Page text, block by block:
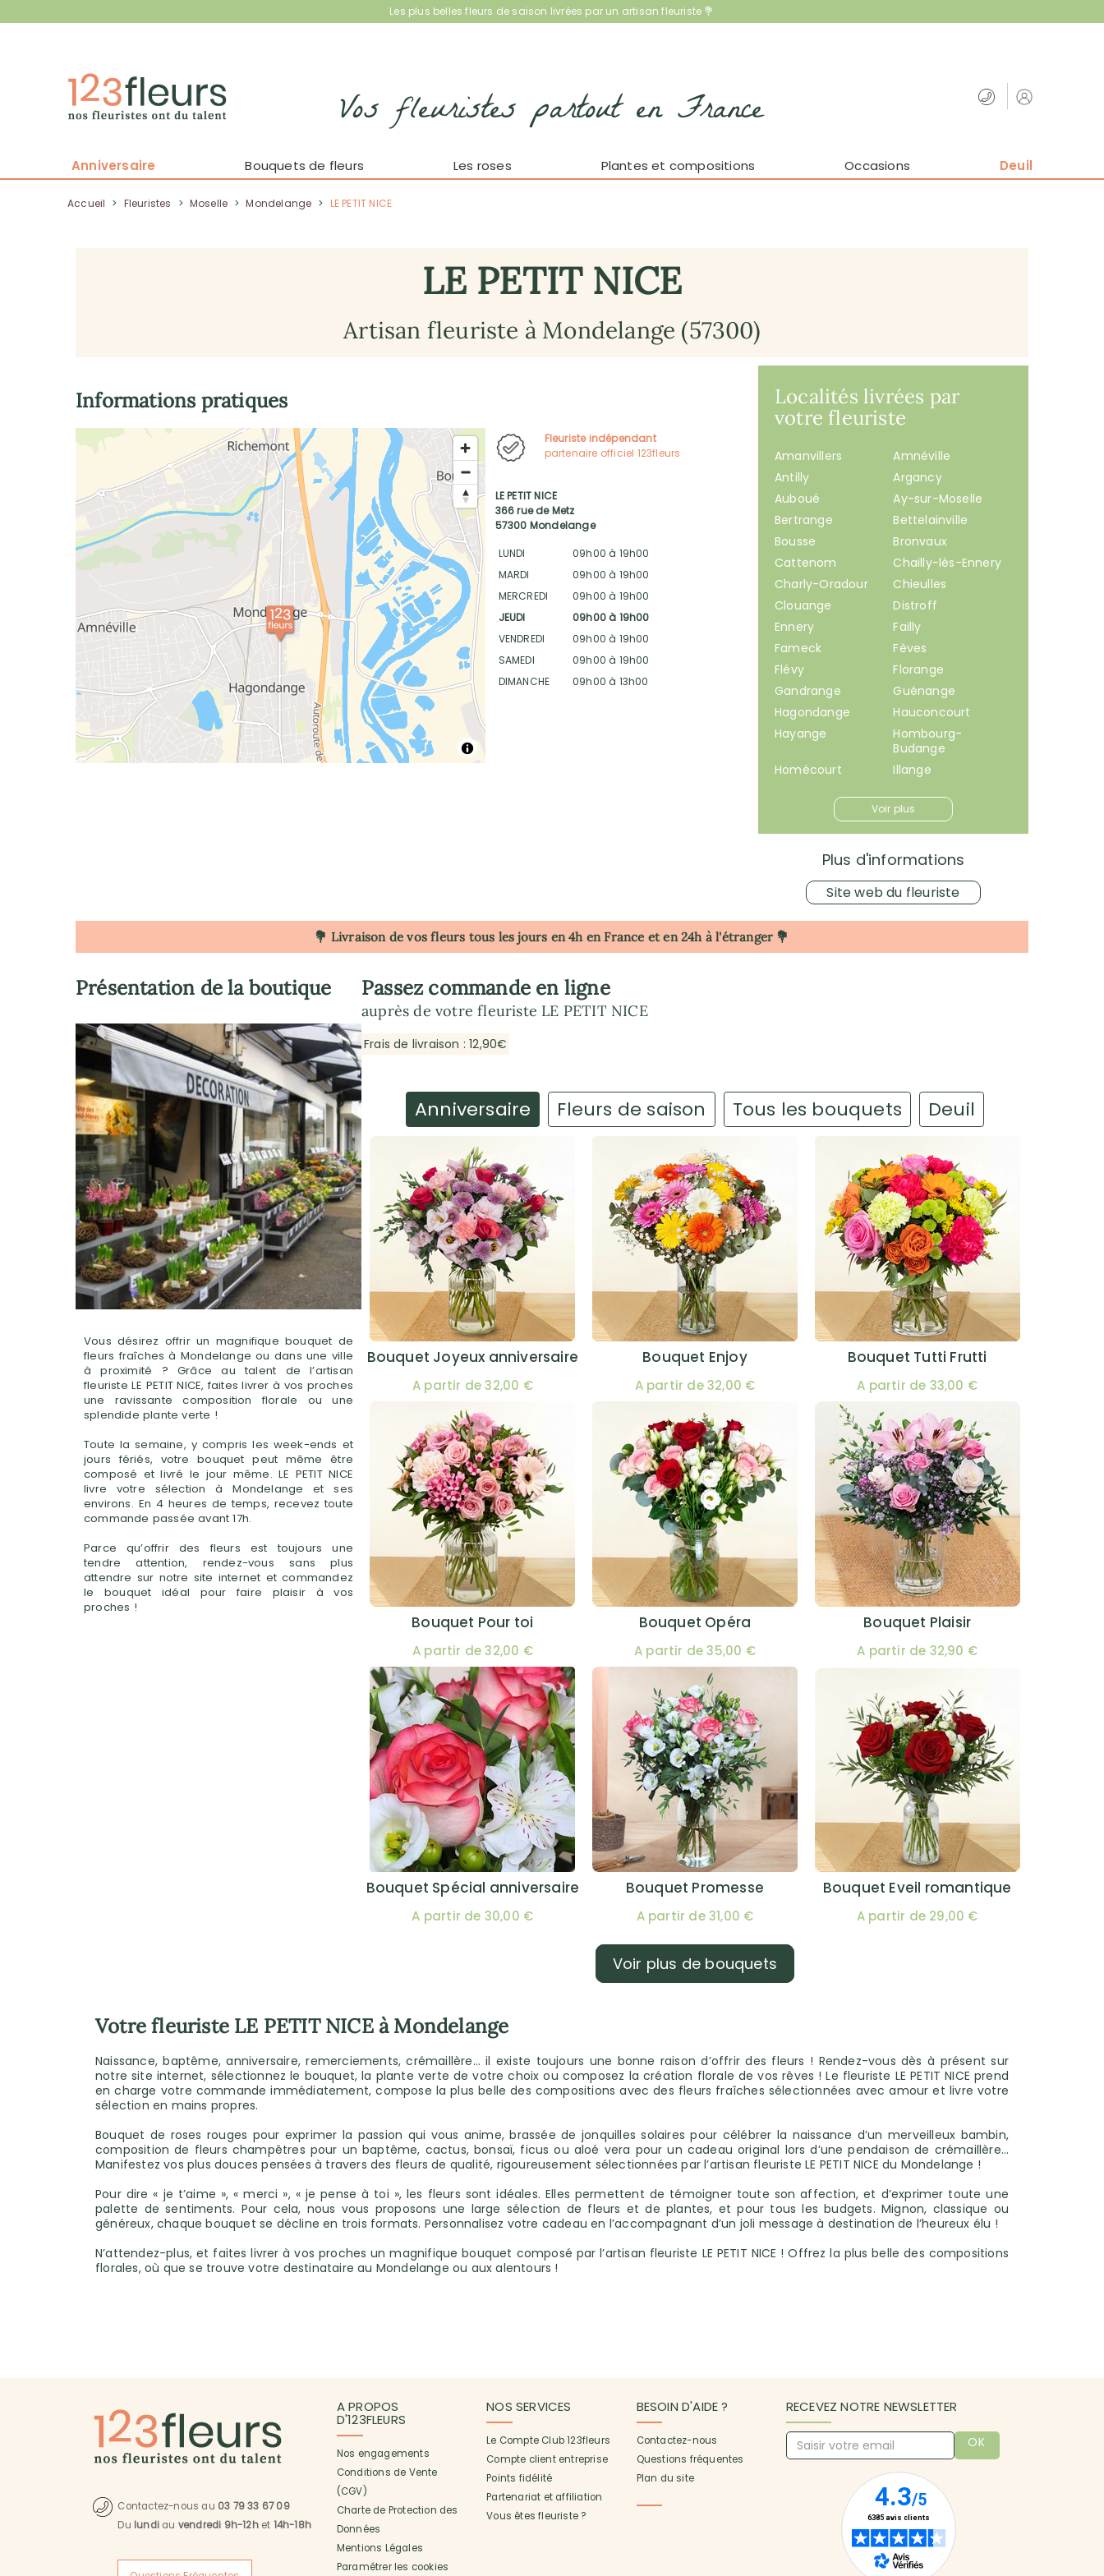
Les plus belles fleurs de saison livrées par un artisan fleuriste 💐
Vos fleuristes partout en France
Anniversaire Bouquets de fleurs Les roses Plantes et compositions Occasions Deuil
Accueil > Fleuristes > Moselle > Mondelange > LE PETIT NICE
LE PETIT NICE
Artisan fleuriste à Mondelange (57300)
Localités livrées par
votre fleuriste
Amanvillers
Amnéville
Antilly
Argancy
Auboué
Ay-sur-Moselle
Bertrange
Bettelainville
Bousse
Bronvaux
Cattenom
Chailly-lès-Ennery
Charly-Oradour
Chieulles
Clouange
Distroff
Ennery
Failly
Fameck
Fèves
Flévy
Florange
Gandrange
Guénange
Hagondange
Hauconcourt
Hayange
Hombourg-
Budange
Homécourt
Illange
Voir plus
Plus d'informations
Site web du fleuriste
Fleuriste indépendant
partenaire officiel 123fleurs
LE PETIT NICE
366 rue de Metz
57300 Mondelange
LUNDI
09h00 à 19h00
MARDI
09h00 à 19h00
MERCREDI
09h00 à 19h00
JEUDI
09h00 à 19h00
VENDREDI
09h00 à 19h00
SAMEDI
09h00 à 19h00
DIMANCHE
09h00 à 13h00
Informations pratiques
💐 Livraison de vos fleurs tous les jours en 4h en France et en 24h à l'étranger 💐
Passez commande en ligne
auprès de votre fleuriste LE PETIT NICE
Frais de livraison : 12,90€
Anniversaire Fleurs de saison Tous les bouquets Deuil
Bouquet Joyeux anniversaire
A partir de 32,00 €
Bouquet Enjoy
A partir de 32,00 €
Bouquet Tutti Frutti
A partir de 33,00 €
Bouquet Pour toi
A partir de 32,00 €
Bouquet Opéra
A partir de 35,00 €
Bouquet Plaisir
A partir de 32,90 €
Bouquet Spécial anniversaire
A partir de 30,00 €
Bouquet Promesse
A partir de 31,00 €
Bouquet Eveil romantique
A partir de 29,00 €
Voir plus de bouquets
Présentation de la boutique
Vous désirez offrir un magnifique bouquet de
fleurs fraîches à Mondelange ou dans une ville
à proximité ? Grâce au talent de l’artisan
fleuriste LE PETIT NICE, faites livrer à vos proches
une ravissante composition florale ou une
splendide plante verte !
Toute la semaine, y compris les week-ends et
jours fériés, votre bouquet peut même être
composé et livré le jour même. LE PETIT NICE
livre votre sélection à Mondelange et ses
environs. En 4 heures de temps, recevez toute
commande passée avant 17h.
Parce qu’offrir des fleurs est toujours une
tendre attention, rendez-vous sans plus
attendre sur notre site internet et commandez
le bouquet idéal pour faire plaisir à vos
proches !
Votre fleuriste LE PETIT NICE à Mondelange
Naissance, baptême, anniversaire, remerciements, crémaillère… il existe toujours une bonne raison d’offrir des fleurs ! Rendez-vous dès à présent sur
notre site internet, sélectionnez le bouquet, la plante verte de votre choix ou composez la création florale de vos rêves ! Le fleuriste LE PETIT NICE prend
en charge votre commande immédiatement, compose la plus belle des compositions avec des fleurs fraîches sélectionnées avec amour et livre votre
sélection en mains propres.
Bouquet de roses rouges pour exprimer la passion qui vous anime, brassée de jonquilles solaires pour célébrer la naissance d’un merveilleux bambin,
composition de fleurs champêtres pour un baptême, cactus, bonsaï, ficus ou aloé vera pour un cadeau original lors d’une pendaison de crémaillère…
Manifestez vos plus douces pensées à travers des fleurs de qualité, rigoureusement sélectionnées par l’artisan fleuriste LE PETIT NICE du Mondelange !
Pour dire « je t’aime », « merci », « je pense à toi », les fleurs sont idéales. Elles permettent de témoigner toute son affection, et d’exprimer toute une
palette de sentiments. Pour cela, nous vous proposons une large sélection de fleurs et de plantes, et pour tous les budgets. Mignon, classique ou
généreux, chaque bouquet se décline en trois formats. Personnalisez votre cadeau en l’accompagnant d’un joli message à destination de l’heureux élu !
N’attendez-plus, et faites livrer à vos proches un magnifique bouquet composé par l’artisan fleuriste LE PETIT NICE ! Offrez la plus belle des compositions
florales, où que se trouve votre destinataire au Mondelange ou aux alentours !
Contactez-nous au 03 79 33 67 09
Du lundi au vendredi 9h-12het 14h-18h
A PROPOS
D'123FLEURS
Nos engagements
Conditions de Vente
(CGV)
Charte de Protection des
Données
Mentions Légales
Paramétrer les cookies
NOS SERVICES
Le Compte Club 123fleurs
Compte client entreprise
Points fidélité
Partenariat et affiliation
Vous êtes fleuriste ?
BESOIN D'AIDE ?
Contactez-nous
Questions fréquentes
Plan du site
RECEVEZ NOTRE NEWSLETTER
OK